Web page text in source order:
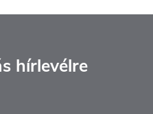
hírlevélre